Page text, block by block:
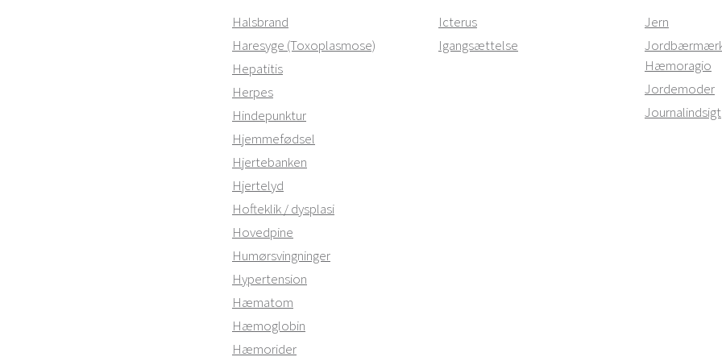
Halsbrand
Haresyge (Toxoplasmose)
Hepatitis
Herpes
Hindepunktur
Hjemmefødsel
Hjertebanken
Hjertelyd
Hofteklik / dysplasi
Hovedpine
Humørsvingninger
Hypertension
Hæmatom
Hæmoglobin
Hæmorider
Icterus
Igangsættelse
Jern
Hæmoragio
Jordemoder
Journalindsigt